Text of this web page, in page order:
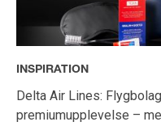
INSPIRATION
Delta Air Lines:
premiumupplevelse –